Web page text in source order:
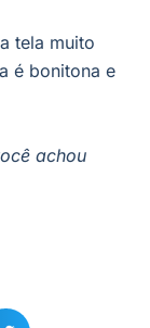
tela muito
é bonitona e
achou